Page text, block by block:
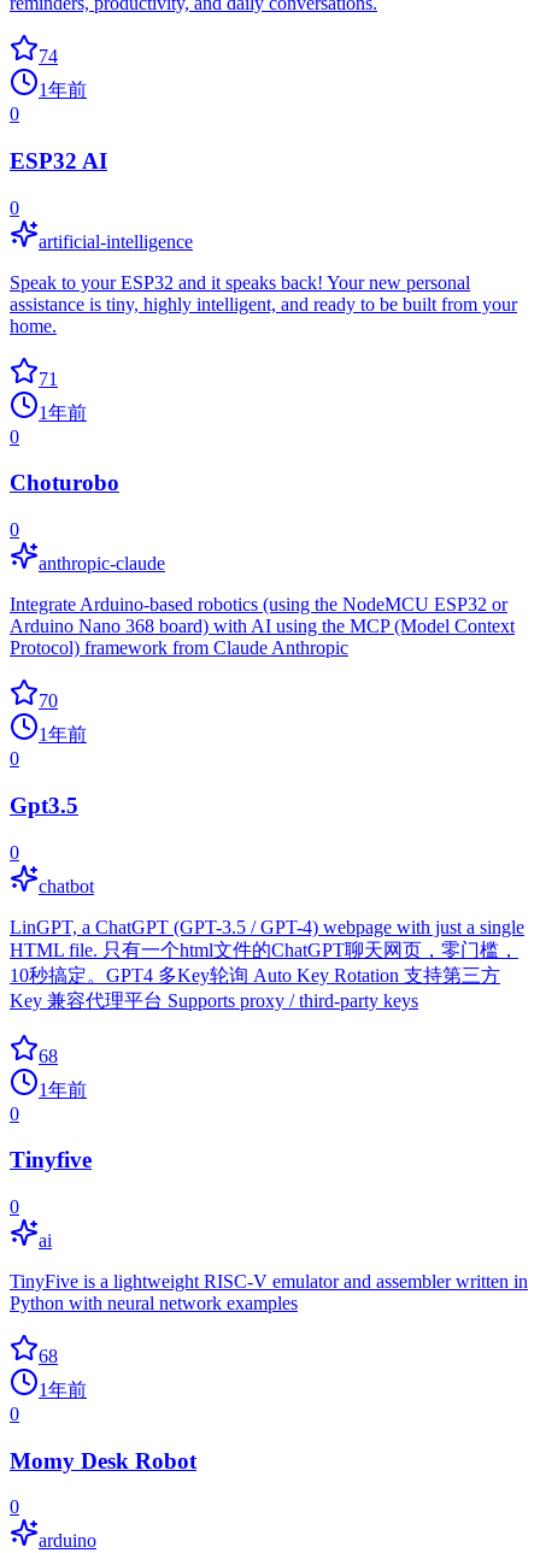
74
1年前
0
ESP32 AI
0
artificial-intelligence
Speak to your ESP32 and it speaks back! Your new personal
assistance is tiny, highly intelligent, and ready to be built from your
home.
71
1年前
0
Choturobo
0
anthropic-claude
Integrate Arduino-based robotics (using the NodeMCU ESP32 or
Arduino Nano 368 board) with AI using the MCP (Model Context
Protocol) framework from Claude Anthropic
70
1年前
0
Gpt3.5
0
chatbot
LinGPT, a ChatGPT (GPT-3.5 / GPT-4) webpage with just a single
HTML file. 只有一个html文件的ChatGPT聊天网页，零门槛，
10秒搞定。GPT4 多Key轮询 Auto Key Rotation 支持第三方
Key 兼容代理平台 Supports proxy / third-party keys
68
1年前
0
Tinyfive
0
ai
TinyFive is a lightweight RISC-V emulator and assembler written in
Python with neural network examples
68
1年前
0
Momy Desk Robot
0
arduino